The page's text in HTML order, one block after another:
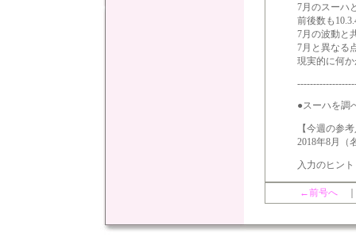
7月のスーハ
前後数も
7月の波動と
7月と異なる
現実的に何
●スーハを調
【今週の参
2018年8月（
入力のヒン
←前号へ